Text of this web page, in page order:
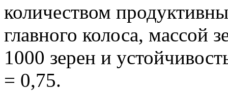
количеством
главного колоса, массой
1000 зерен и
= 0,75.